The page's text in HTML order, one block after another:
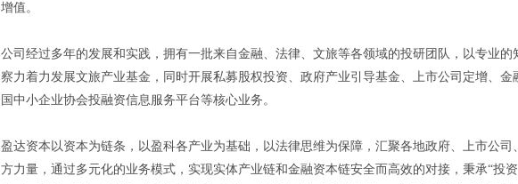
增值。
公司经过多年的发展和实践，拥有一批来自金融、法律、文旅等各领域的投研团队，以专业的
察力着力发展文旅产业基金，同时开展私募股权投资、政府产业引导基金、上市公司定增、金
国中小企业协会投融资信息服务平台等核心业务。
盈达资本以资本为链条，以盈科各产业为基础，以法律思维为保障，汇聚各地政府、上市公司
方力量，通过多元化的业务模式，实现实体产业链和金融资本链安全而高效的对接，秉承“投